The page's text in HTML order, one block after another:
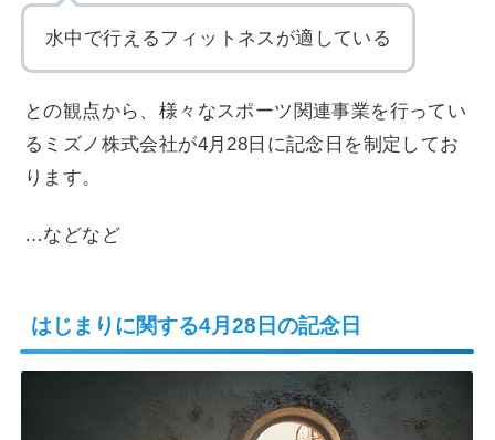
水中で行えるフィットネスが適している
との観点から、様々なスポーツ関連事業を行ってい
るミズノ株式会社が4月28日に記念日を制定してお
ります。
…などなど
はじまりに関する4月28日の記念日